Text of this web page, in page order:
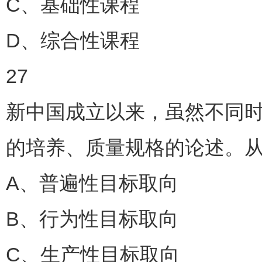
C、基础性课程
D、综合性课程
27
新中国成立以来，虽然不同
的培养、质量规格的论述。
A、普遍性目标取向
B、行为性目标取向
C、生产性目标取向